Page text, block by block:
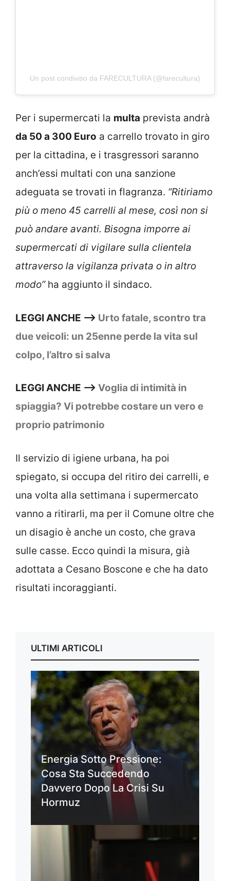
Un post condiviso da FARECULTURA (@farecultura)
Per i supermercati la multa prevista andrà
da 50 a 300 Euro a carrello trovato in giro
per la cittadina, e i trasgressori saranno
anch’essi multati con una sanzione
adeguata se trovati in flagranza. “Ritiriamo
più o meno 45 carrelli al mese, così non si
può andare avanti. Bisogna imporre ai
supermercati di vigilare sulla clientela
attraverso la vigilanza privata o in altro
modo”ha aggiunto il sindaco.
LEGGI ANCHE –> Urto fatale, scontro tra
due veicoli: un 25enne perde la vita sul
colpo, l’altro si salva
LEGGI ANCHE –> Voglia di intimità in
spiaggia? Vi potrebbe costare un vero e
proprio patrimonio
Il servizio di igiene urbana, ha poi
spiegato, si occupa del ritiro dei carrelli, e
una volta alla settimana i supermercato
vanno a ritirarli, ma per il Comune oltre che
un disagio è anche un costo, che grava
sulle casse. Ecco quindi la misura, già
adottata a Cesano Boscone e che ha dato
risultati incoraggianti.
ULTIMI ARTICOLI
Energia Sotto Pressione:
Cosa Sta Succedendo
Davvero Dopo La Crisi Su
Hormuz